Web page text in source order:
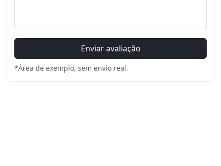
Enviar avaliação
*Área de exemplo, sem envio real.